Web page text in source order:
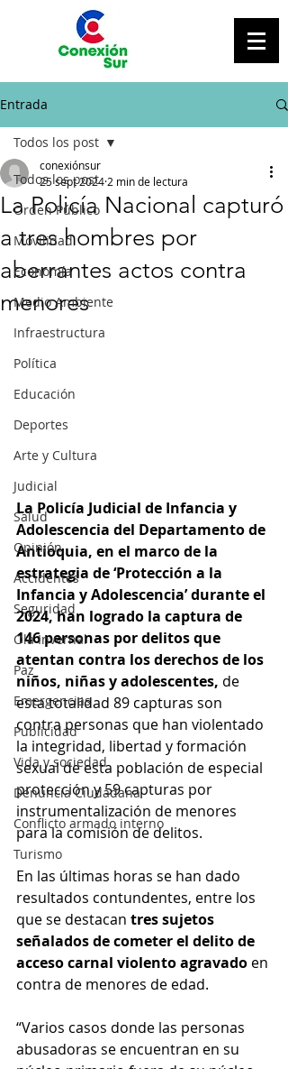
Entrada
Todos los post
Orden Público
Movilidad
Economía
Medio Ambiente
Infraestructura
Política
Educación
Deportes
Arte y Cultura
Judicial
Salud
Opinión
Accidentes
Seguridad
Ola Invernal
Paz
Emergencias
Publicidad
Vida y sociedad
Denuncia Ciudadana
Conflicto armado interno
Turismo
Todos los post
La Policía Nacional capturó
a tres hombres por
aberrantes actos contra
menores
conexiónsur
25 sept 2024 2 min de lectura
La Policía Judicial de Infancia y
Adolescencia del Departamento de
Antioquia, en el marco de la
estrategia de ‘Protección a la
Infancia y Adolescencia’ durante el
2024, han logrado la captura de
146 personas por delitos que
atentan contra los derechos de los
niños, niñas y adolescentes, de
esta totalidad 89 capturas son
contra personas que han violentado
la integridad, libertad y formación
sexual de esta población de especial
protección y 59 capturas por
instrumentalización de menores
para la comisión de delitos.
En las últimas horas se han dado
resultados contundentes, entre los
que se destacan tres sujetos
señalados de cometer el delito de
acceso carnal violento agravado en
contra de menores de edad.
“Varios casos donde las personas
abusadoras se encuentran en su